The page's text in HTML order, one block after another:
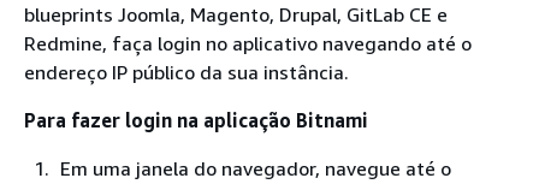
blueprints Joomla, Magento, Drupal, GitLab CE e
Redmine, faça login no aplicativo navegando até o
endereço IP público da sua instância.
Para fazer login na aplicação Bitnami
Em uma janela do navegador, navegue até o